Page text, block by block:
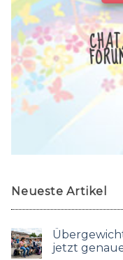
Neueste Artikel
jetzt